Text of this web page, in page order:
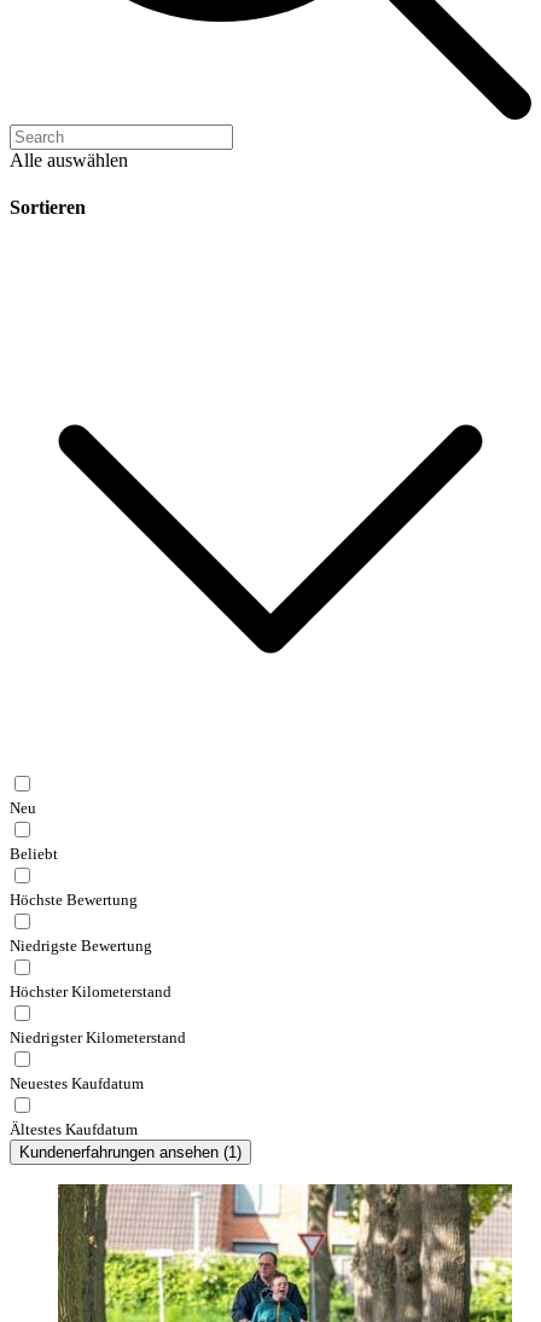
Alle auswählen
Sortieren
Neu
Beliebt
Höchste Bewertung
Niedrigste Bewertung
Höchster Kilometerstand
Niedrigster Kilometerstand
Neuestes Kaufdatum
Ältestes Kaufdatum
Kundenerfahrungen ansehen (1)